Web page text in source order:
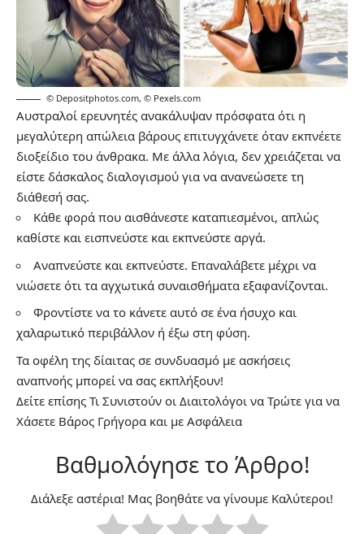
© Depositphotos.com, © Pexels.com
Αυστραλοί ερευνητές ανακάλυψαν πρόσφατα ότι η
μεγαλύτερη απώλεια βάρους επιτυγχάνετε όταν εκπνέετε
διοξείδιο του άνθρακα. Με άλλα λόγια, δεν χρειάζεται να
είστε δάσκαλος διαλογισμού για να ανανεώσετε τη
διάθεσή σας.
Κάθε φορά που αισθάνεστε καταπιεσμένοι, απλώς
καθίστε και εισπνεύστε και εκπνεύστε αργά.
Αναπνεύστε και εκπνεύστε. Επαναλάβετε μέχρι να
νιώσετε ότι τα αγχωτικά συναισθήματα εξαφανίζονται.
Φροντίστε να το κάνετε αυτό σε ένα ήσυχο και
χαλαρωτικό περιβάλλον ή έξω στη φύση.
Τα οφέλη της δίαιτας σε συνδυασμό με ασκήσεις
αναπνοής μπορεί να σας εκπλήξουν!
Δείτε επίσης Τι Συνιστούν οι Διαιτολόγοι να Τρώτε για να
Χάσετε Βάρος Γρήγορα και με Ασφάλεια
Βαθμολόγησε το Άρθρο!
Διάλεξε αστέρια! Μας βοηθάτε να γίνουμε Καλύτεροι!